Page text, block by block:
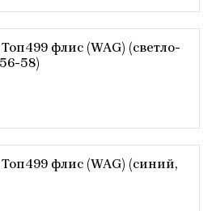
флис (WAG) (светло-
58)
флис (WAG) (синий,